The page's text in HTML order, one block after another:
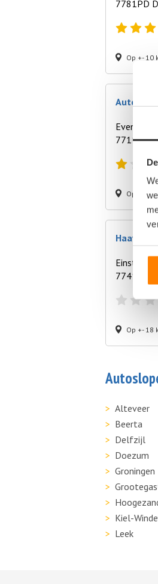
7781PD
Op +- 10
7711GX
Op +- 16
Haayer
7741KP
Op +- 18
Alteveer
Beerta
Delfzijl
Doezum
Groningen
Kiel-
Leek